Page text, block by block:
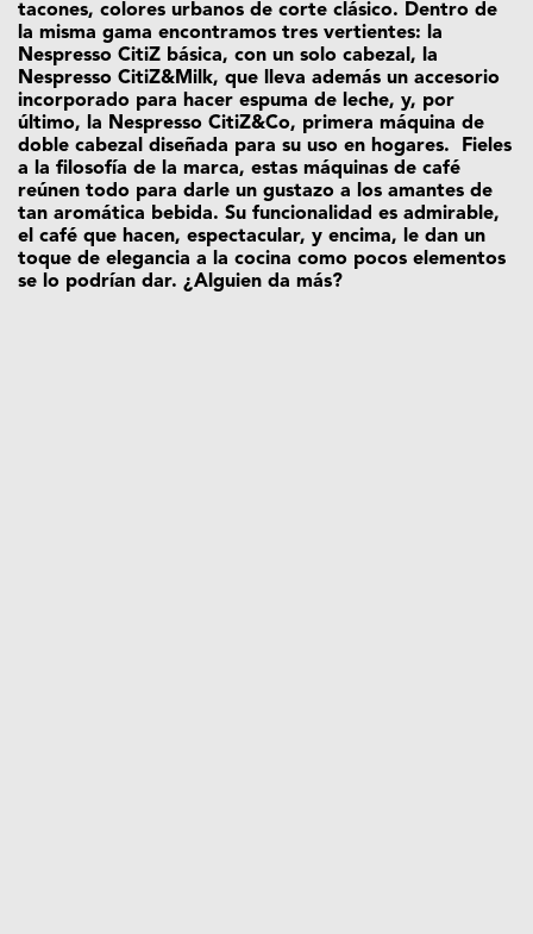
tacones, colores urbanos de corte clásico. Dentro de
la misma gama encontramos tres vertientes: la
Nespresso CitiZ básica, con un solo cabezal, la
Nespresso CitiZ&Milk, que lleva además un accesorio
incorporado para hacer espuma de leche, y, por
último, la Nespresso CitiZ&Co, primera máquina de
doble cabezal diseñada para su uso en hogares. Fieles
a la filosofía de la marca, estas máquinas de café
reúnen todo para darle un gustazo a los amantes de
tan aromática bebida. Su funcionalidad es admirable,
el café que hacen, espectacular, y encima, le dan un
toque de elegancia a la cocina como pocos elementos
se lo podrían dar. ¿Alguien da más?